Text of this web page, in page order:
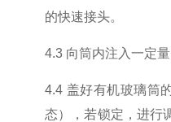
的快速接头。
4.3 向筒内注入一定
4.4 盖好有机玻璃筒
态），若锁定，进行